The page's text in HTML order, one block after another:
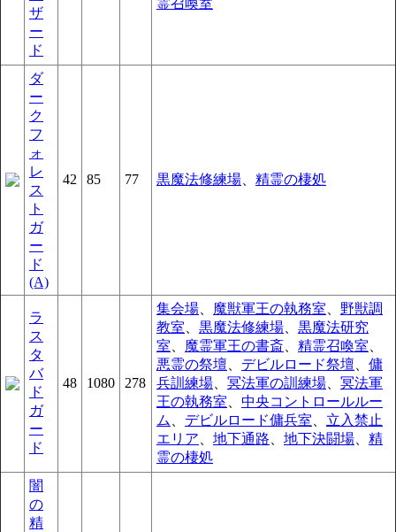
ザ
ー
ド
霊召喚室
ダ
ー
ク
フ
ォ
レ
ス
ト
ガ
ー
ド
(A)
42 85 77 黒魔法修練場 精霊の棲処
ラ
ス
タ
バ
ド
ガ
ー
ド
48 1080 278
集会場 魔獣軍王の執務室
野獣調
教室
黒魔法修練場
黒魔法研究
室
魔霊軍王の書斎 精霊召喚室
悪霊の祭壇
デビルロード祭壇
傭
兵訓練場
冥法軍の訓練場
冥法軍
王の執務室
中央コントロールルー
ム
デビルロード傭兵室
立入禁止
エリア
地下通路 地下決闘場
精
霊の棲処
闇
の
精